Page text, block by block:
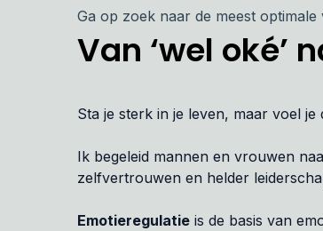
Ga op zoek naar de meest optimale
Van ‘wel oké’
Sta je sterk in je leven, maar voel je
Ik begeleid mannen en vrouwen
zelfvertrouwen en helder
Emotieregulatie is de basis van